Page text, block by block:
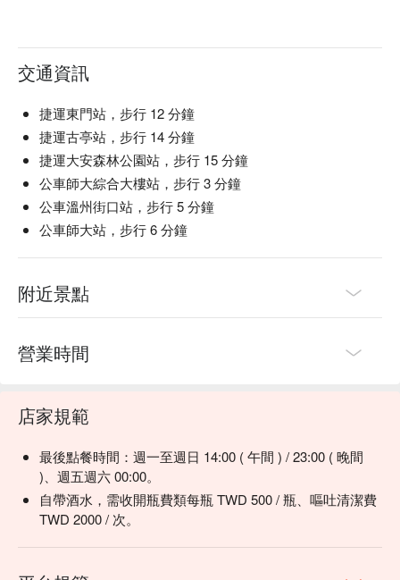
🍽️ 口碑必點
【國宴桂丁蛤蜊雞腿】鮮嫩多汁，沁人心脾
【鐵支四大天丸拼盤】外酥內嫩，各具風味
【手煎原味蛋餃】金黃酥脆，香氣撲鼻
【廣島牡蠣】海味鮮美，回味無窮
🥤 特色飲品
【冬瓜檸檬飲】清新解渴，回甘悠長
【古早味楊桃飲】風味獨特，酸甜適中
【精釀啤酒】口感豐富，微醺怡人
💡 未成年請勿飲酒；禁止酒駕
交通資訊
捷運東門站，步行 12 分鐘
捷運古亭站，步行 14 分鐘
捷運大安森林公園站，步行 15 分鐘
公車師大綜合大樓站，步行 3 分鐘
公車溫州街口站，步行 5 分鐘
公車師大站，步行 6 分鐘
附近景點
營業時間
店家規範
最後點餐時間：週一至週日 14:00 ( 午間 ) / 23:00 ( 晚間
)、週五週六 00:00。
自帶酒水，需收開瓶費類每瓶 TWD 500 / 瓶、嘔吐清潔費
TWD 2000 / 次。